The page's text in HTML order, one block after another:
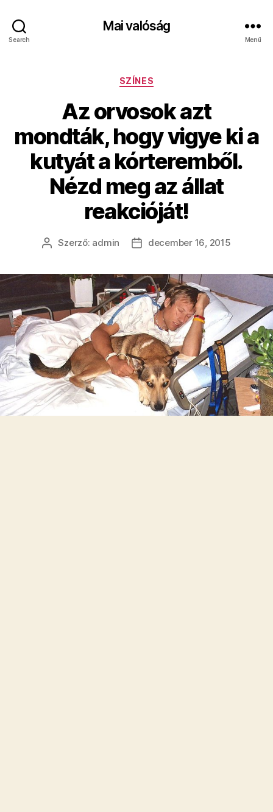
Search
Mai valóság
Menü
Kategóriák
SZÍNES
Az orvosok azt
mondták, hogy vigye ki a
kutyát a kórteremből.
Nézd meg az állat
reakcióját!
Bejegyzés
Szerző: admin
Bejegyzés
december 16, 2015